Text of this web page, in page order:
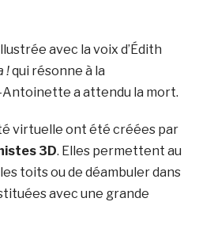
avec la voix d’Édith
!qui résonne à la
a attendu la mort.
virtuelle ont été créées par
3D. Elles permettent au
toits ou de déambuler dans
avec une grande